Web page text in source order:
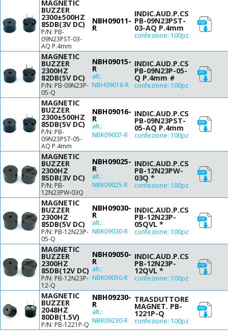
Ø12 H9.5
Ø12.6 H6
Ø12.6 H6.2
Ø13.8 H7.5
Ø14 H7.5
Ø15 H0.47
Ø16.5 H4
Ø17 H7
Ø20 H0.22
Ø20 H0.47
Ø22 H7
Ø23 H18
Ø23.2 H9.2
Ø24 H5
Ø24 H5.5
Ø24 H9.5
Ø24 H13.5
Ø24 H22.5
Ø26 H21.7
Ø27 H0.47
Ø30 H5
Ø30 H10
Ø30 H16
Ø33 H33
Ø34.5 H9
Ø35 H0.47
Ø35.5 H42.5
Ø41.5 H16
Ø42 H16
90 (12V)
90 (12Vdc)
90 (3.6V)
95 (12Vdc)
95 (220Vdc)
95 (3.6V)
96 (12Vdc)
100
100 (12Vdc)
105 (12Vdc)
105 (24Vdc)
110 (12Vdc)
MAGNETIC
BUZZER
2300±500HZ
85DB(3V DC)
P/N: PB-
09N23PST-03-
AQ P.4mm
NBH09011-
R
INDIC.AUD.P.CS
PB-09N23PST-
03-AQ P.4mm
confezione: 100pz
MAGNETIC
BUZZER
2300HZ
82DB(5V DC)
P/N: PB-09N23P-
05-Q
NBH09015-
R
alt.:
NBH09016-R
INDIC.AUD.P.CS
PB-09N23P-05-
Q P.4mm #
confezione: 100pz
MAGNETIC
BUZZER
2300±500HZ
85DB(5V DC)
P/N: PB-
09N23PST-05-
AQ P.4mm
NBH09016-
R
alt.:
NBK09007-R
INDIC.AUD.P.CS
PB-09N23PST-
05-AQ P.4mm
confezione: 100pz
MAGNETIC
BUZZER
2300HZ
85DB(3V DC)
P/N: PB-
12N23PW-03Q
NBH09025-
R
alt.:
NBK09025-R
INDIC.AUD.P.CS
PB-12N23PW-
03Q *
confezione: 100pz
MAGNETIC
BUZZER
2300HZ
85DB(5V DC)
P/N: PB-12N23P-
05-Q
NBH09030-
R
alt.:
NBK09030-R
INDIC.AUD.P.CS
PB-12N23P-
05QVL *
confezione: 100pz
MAGNETIC
BUZZER
2300HZ
85DB(12V DC)
P/N: PB-12N23P-
12-Q
NBH09050-
R
alt.:
NBK09050-R
INDIC.AUD.P.CS
PB-12N23P-
12QVL *
confezione: 100pz
MAGNETIC
BUZZER
2048HZ
80DB(1.5V)
P/N: PB-1221P-Q
NBH09230-
R
alt.:
NBK09230-R
TRASDUTTORE
MAGNET. PB-
1221P-Q
confezione: 100pz